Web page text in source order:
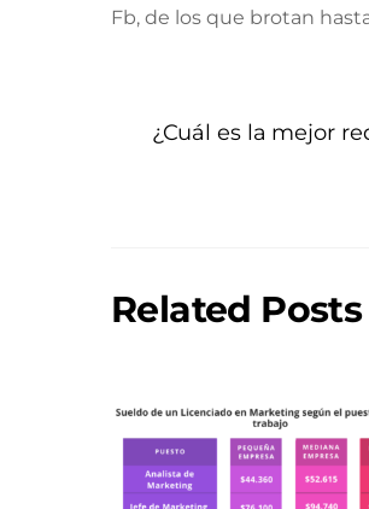
Fb, de los que brotan
¿Cuál es la mejor
Related Posts